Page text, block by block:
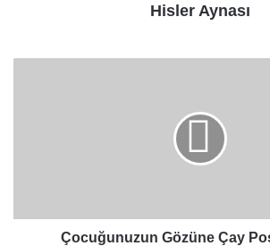
Hisler Aynası
Çocuğunuzun Gözüne Çay